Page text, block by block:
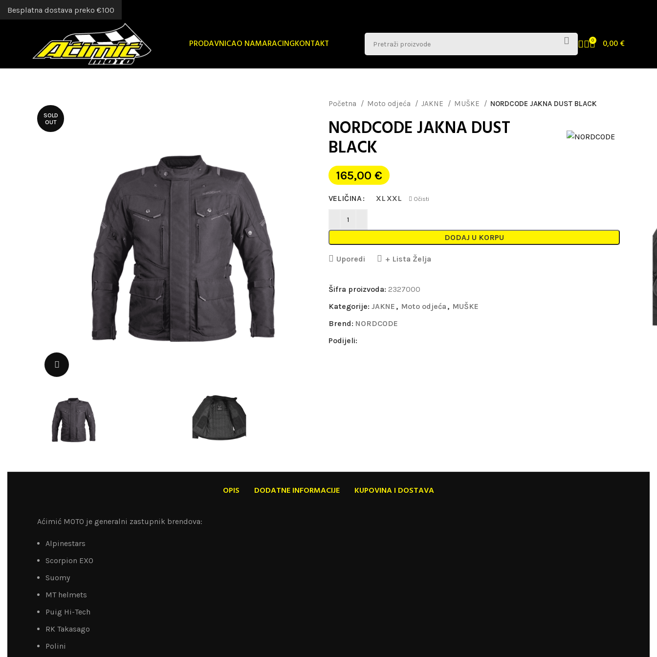
PRODAVNICAO NAMARACINGKONTAKT 0 0,00€
SOLD
OUT
Početna Moto odjeća JAKNE MUŠKE NORDCODE JAKNA DUST BLACK
NORDCODE JAKNA DUST
BLACK
165,00 €
VELIČINA XL XXL Očisti
DODAJ U KORPU
Uporedi + Lista Želja
Šifra proizvoda: 2327000
Kategorije: JAKNE , Moto odjeća , MUŠKE
Brend: NORDCODE
Podijeli:
OPIS DODATNE INFORMACIJE KUPOVINA I DOSTAVA
Aćimić MOTO je generalni zastupnik brendova:
Alpinestars
Scorpion EXO
Suomy
MT helmets
Puig Hi-Tech
RK Takasago
Polini
Besplatna dostava preko €100